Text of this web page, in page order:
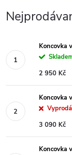
Koncovka
2 950 Kč
Koncovka
3 090 Kč
Koncovka